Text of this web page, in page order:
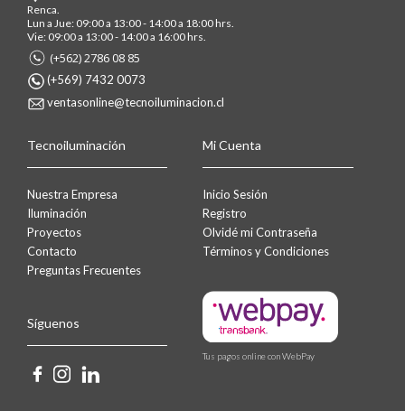
Renca.
Lun a Jue: 09:00 a 13:00 - 14:00 a 18:00 hrs.
Vie: 09:00 a 13:00 - 14:00 a 16:00 hrs.
(+562) 2786 08 85
(+569) 7432 0073
ventasonline@tecnoiluminacion.cl
Tecnoiluminación
Nuestra Empresa
Iluminación
Proyectos
Contacto
Preguntas Frecuentes
Síguenos
Mi Cuenta
Inicio Sesión
Registro
Olvidé mi Contraseña
Términos y Condiciones
Tus pagos online con WebPay